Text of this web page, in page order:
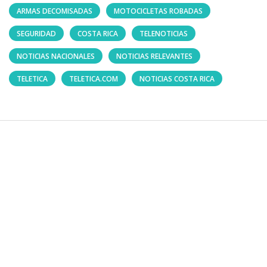
ARMAS DECOMISADAS MOTOCICLETAS ROBADAS
SEGURIDAD COSTA RICA TELENOTICIAS
NOTICIAS NACIONALES NOTICIAS RELEVANTES
TELETICA TELETICA.COM NOTICIAS COSTA RICA